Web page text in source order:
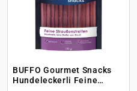
BUFFO Gourmet Snacks
Hundeleckerli Feine